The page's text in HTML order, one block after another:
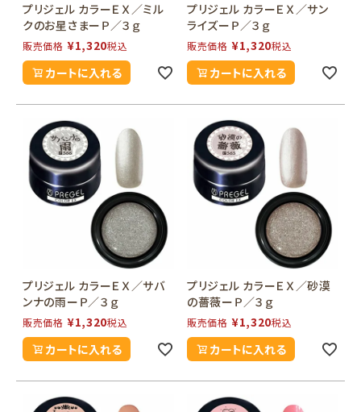
プリジェル カラーＥＸ／ミル
クのお星さまーＰ／３ｇ
販売価格 ¥1,320税込
カートに入れる
プリジェル カラーＥＸ／サン
ライズーＰ／３ｇ
販売価格 ¥1,320税込
カートに入れる
プリジェル カラーＥＸ／サバ
ンナの雨ーＰ／３ｇ
販売価格 ¥1,320税込
カートに入れる
プリジェル カラーＥＸ／砂漠
の薔薇ーＰ／３ｇ
販売価格 ¥1,320税込
カートに入れる